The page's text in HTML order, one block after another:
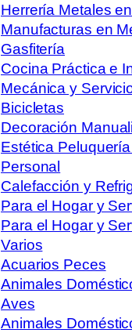
Herrería Metales
Manufacturas en
Gasfitería
Cocina Práctica e
Mecánica y
Bicicletas
Decoración
Estética
Personal
Calefacción y
Para el Hogar y
Para el Hogar y
Varios
Acuarios Peces
Animales
Aves
Animales